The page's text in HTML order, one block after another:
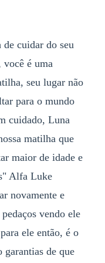
cuidar do seu
é uma
seu lugar não
para o mundo
cuidado, Luna
matilha que
maior de idade e
Alfa Luke
novamente e
vendo ele
ele então, é o
garantias de que